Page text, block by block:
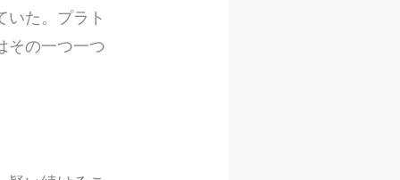
いた。プラト
その一つ一つ